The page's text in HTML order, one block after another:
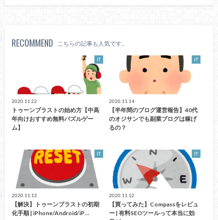
RECOMMEND こちらの記事も人気です。
IT
2020.11.22
トゥーンブラストの始め方【中高
年向けおすすめ無料パズルゲー
ム】
IT
2020.11.14
【半年間のブログ運営報告】40代
のオジサンでも副業ブログは稼げ
るの？
IT
2020.11.13
【解決】トゥーンブラストの初期
化手順 | iPhone/Android/iP…
IT
2020.11.12
【買ってみた】Compassをレビュ
ー | 有料SEOツールって本当に効